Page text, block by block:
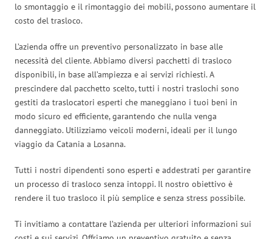
lo smontaggio e il rimontaggio dei mobili, possono aumentare il
costo del trasloco.
L’azienda offre un preventivo personalizzato in base alle
necessità del cliente. Abbiamo diversi pacchetti di trasloco
disponibili, in base all’ampiezza e ai servizi richiesti. A
prescindere dal pacchetto scelto, tutti i nostri traslochi sono
gestiti da traslocatori esperti che maneggiano i tuoi beni in
modo sicuro ed efficiente, garantendo che nulla venga
danneggiato. Utilizziamo veicoli moderni, ideali per il lungo
viaggio da Catania a Losanna.
Tutti i nostri dipendenti sono esperti e addestrati per garantire
un processo di trasloco senza intoppi. Il nostro obiettivo è
rendere il tuo trasloco il più semplice e senza stress possibile.
Ti invitiamo a contattare l’azienda per ulteriori informazioni sui